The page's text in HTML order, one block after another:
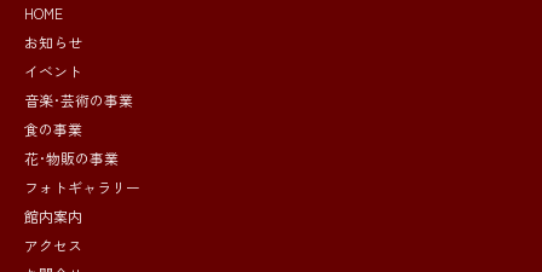
HOME
お知らせ
イベント
音楽･芸術の事業
食の事業
花･物販の事業
フォトギャラリー
館内案内
アクセス